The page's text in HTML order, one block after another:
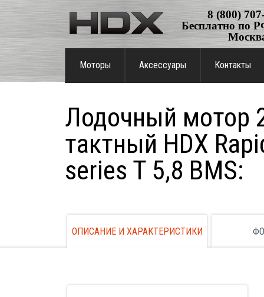
8 (800)
Бесплатно по
Моторы Аксессуары Контакты
Лодочный мотор
тактный HDX
series T 5,8 BMS:
ОПИСАНИЕ И ХАРАКТЕРИСТИКИ